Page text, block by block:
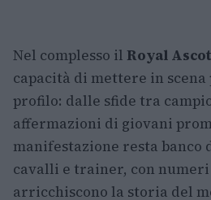
Nel complesso il Royal Ascot
capacità di mettere in
profilo: dalle sfide tra
affermazioni di giovani
manifestazione resta banco
cavalli e trainer, con
arricchiscono la storia del